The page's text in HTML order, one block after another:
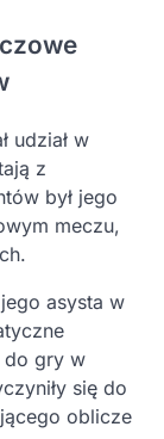
udział w
z
był jego
meczu,
asysta w
do gry w
się do
oblicze